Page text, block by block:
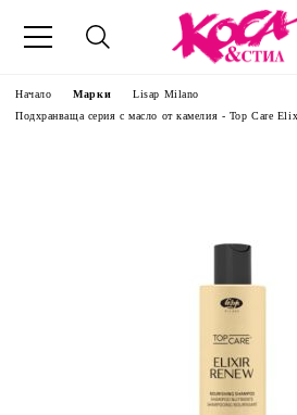
Начало Марки
Lisap Milano
Подхранваща серия с масло от камелия - Top Care